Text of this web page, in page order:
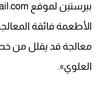
الأطعمة فائقة
معالجة قد يقلل من
العلوي».